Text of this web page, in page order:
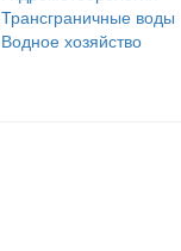
Трансграничные воды
Водное хозяйство